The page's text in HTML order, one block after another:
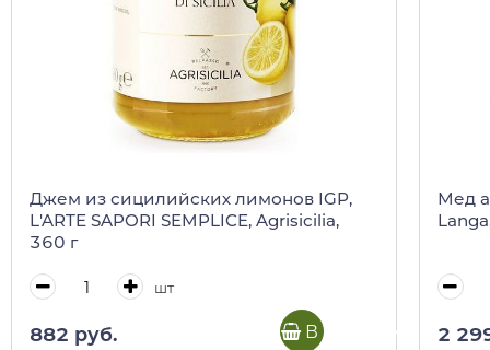
Джем из сицилийских лимонов IGP,
L'ARTE SAPORI SEMPLICE, Agrisicilia,
360 г
шт
882 руб. В корзину
Мед
2